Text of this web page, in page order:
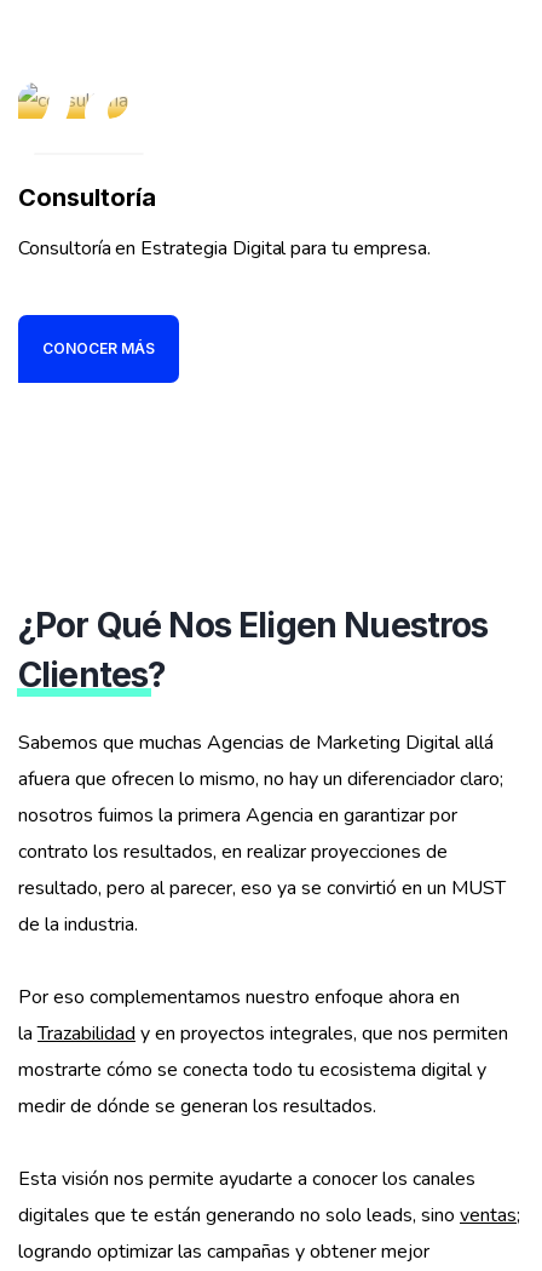
Consultoría
Consultoría en Estrategia Digital para tu empresa.
CONOCER MÁS
¿Por Qué Nos Eligen Nuestros
Clientes?
Sabemos que muchas Agencias de Marketing Digital allá
afuera que ofrecen lo mismo, no hay un diferenciador claro;
nosotros fuimos la primera Agencia en garantizar por
contrato los resultados, en realizar proyecciones de
resultado, pero al parecer, eso ya se convirtió en un MUST
de la industria.
Por eso complementamos nuestro enfoque ahora en
laTrazabilidad y en proyectos integrales, que nos permiten
mostrarte cómo se conecta todo tu ecosistema digital y
medir de dónde se generan los resultados.
Esta visión nos permite ayudarte a conocer los canales
digitales que te están generando no solo leads, sino ventas;
logrando optimizar las campañas y obtener mejor